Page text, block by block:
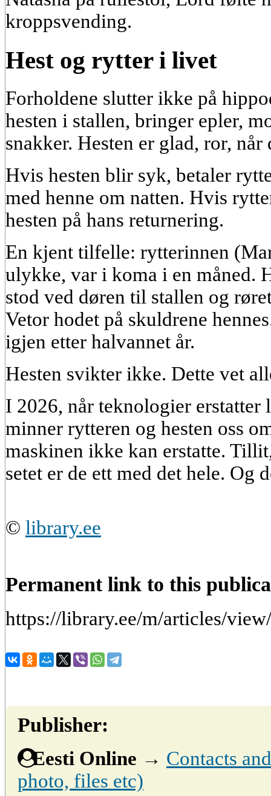
kroppsvending.
Hest og rytter i livet
Forholdene slutter ikke på
hesten i stallen, bringer epler,
snakker. Hesten er glad, ror, når
Hvis hesten blir syk, betaler
med henne om natten. Hvis
hesten på hans returnering.
En kjent tilfelle: rytterinnen
ulykke, var i koma i en måned.
stod ved døren til stallen og
Vetor hodet på skuldrene
igjen etter halvannet år.
Hesten svikter ikke. Dette vet
I 2026, når teknologier
minner rytteren og hesten oss
maskinen ikke kan erstatte.
setet er de ett med det hele. Og
© library.ee
Permanent link to this
https://library.ee/m/articles/
Publisher:
Eesti Online → Contacts
photo, files etc)